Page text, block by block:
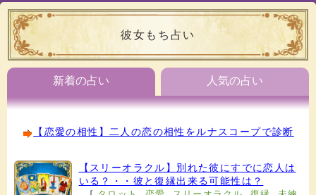
彼女もち占い
新着の占い 人気の占い
【恋愛の相性】二人の恋の相性をルナスコープで診断
【スリーオラクル】別れた彼にすでに恋人は
いる？・・彼と復縁出来る可能性は？